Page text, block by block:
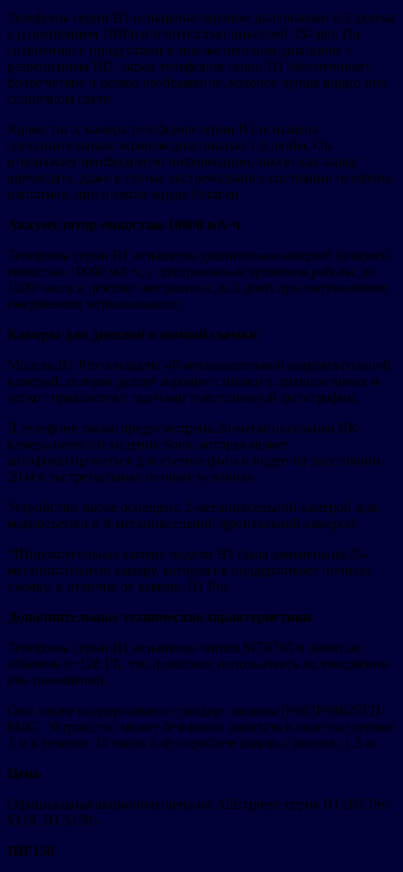
Телефоны серии B1 оснащены экраном диагональю 6,5 дюйма
с разрешением 1080p и плотностью пикселей 350 ppi. По
сравнению с продуктами в том же ценовом диапазоне с
разрешением HD, экран телефонов серии B1 обеспечивает
более четкое и резкое изображение, которое лучше видно при
солнечном свете.
Кроме того, камера телефонов серии B1 оснащена
дополнительным экраном диагональю 1,0 дюйм. Он
отображает необходимую информацию, такую как заряд/
время/дата, даже в случае экстремального состояния телефона,
например, при низком заряде батареи.
Аккумулятор емкостью 10000 мА·ч
Телефоны серии B1 оснащены удивительно мощной батареей
емкостью 10000 мА·ч, с официальным временем работы до
1200 часов в режиме ожидания и до 3 дней при интенсивном
ежедневном использовании.
Камеры для дневной и ночной съемки
Модель B1 Pro оснащена 48-мегапиксельной широкоугольной
камерой, которая делает хорошие снимки в дневное время и
легко справляется с задачами повседневной фотографии.
В телефоне также предусмотрена 20-мегапиксельная ИК-
камера ночного видения Sony, которая может
автофокусироваться для съемки фото и видео на расстоянии
20 м в экстремальных ночных условиях.
Устройство также оснащено 2-мегапиксельной камерой для
макросъемки и 8-мегапиксельной фронтальной камерой.
*Широкоугольная камера модели B1 была заменена на 20-
мегапиксельную камеру, которая не поддерживает ночную
съемку, в отличие от камеры B1 Pro.
Дополнительные технические характеристики
Телефоны серии B1 оснащены чипом MT6765 и памятью
объемом 6+128 ГБ, что позволяет использовать их ежедневно
вне помещений.
Они также поддерживают стандарт защиты IP68/IP69K/STD-
810G. Устройство может безопасно работать в воде на глубине
1 м в течение 24 часов и без проблем падать с высоты 1,5 м.
Цена
Официальная акционная цена на AliExpress: серия B1 (B1 Pro
$159, B1 $109)
IIIF150